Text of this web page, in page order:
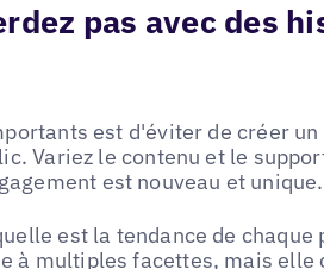
pas avec des
est d'éviter de créer
Variez le contenu et le
est nouveau et unique.
est la tendance de
à multiples facettes, mais elle